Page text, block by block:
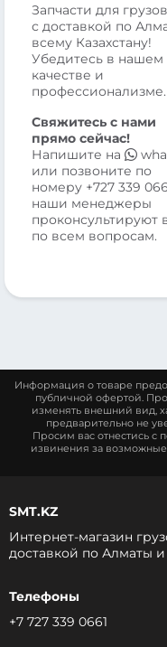
Запчасти для
с доставкой по
всему Казахстану!
Убедитесь в нашем
качестве и
профессионализме.
Свяжитесь с нами
прямо сейчас!
Напишите на
или позвоните по
номеру +727 339
наши менеджеры
проконсультируют
по всем вопросам.
Информация о товаре
публичной офертой.
изменять внешний вид,
предварительно не
Просим вас отнестись с
извинения за
SMT.KZ
Интернет-магазин
доставкой по Алматы и
Телефоны
+7 727 339 0661